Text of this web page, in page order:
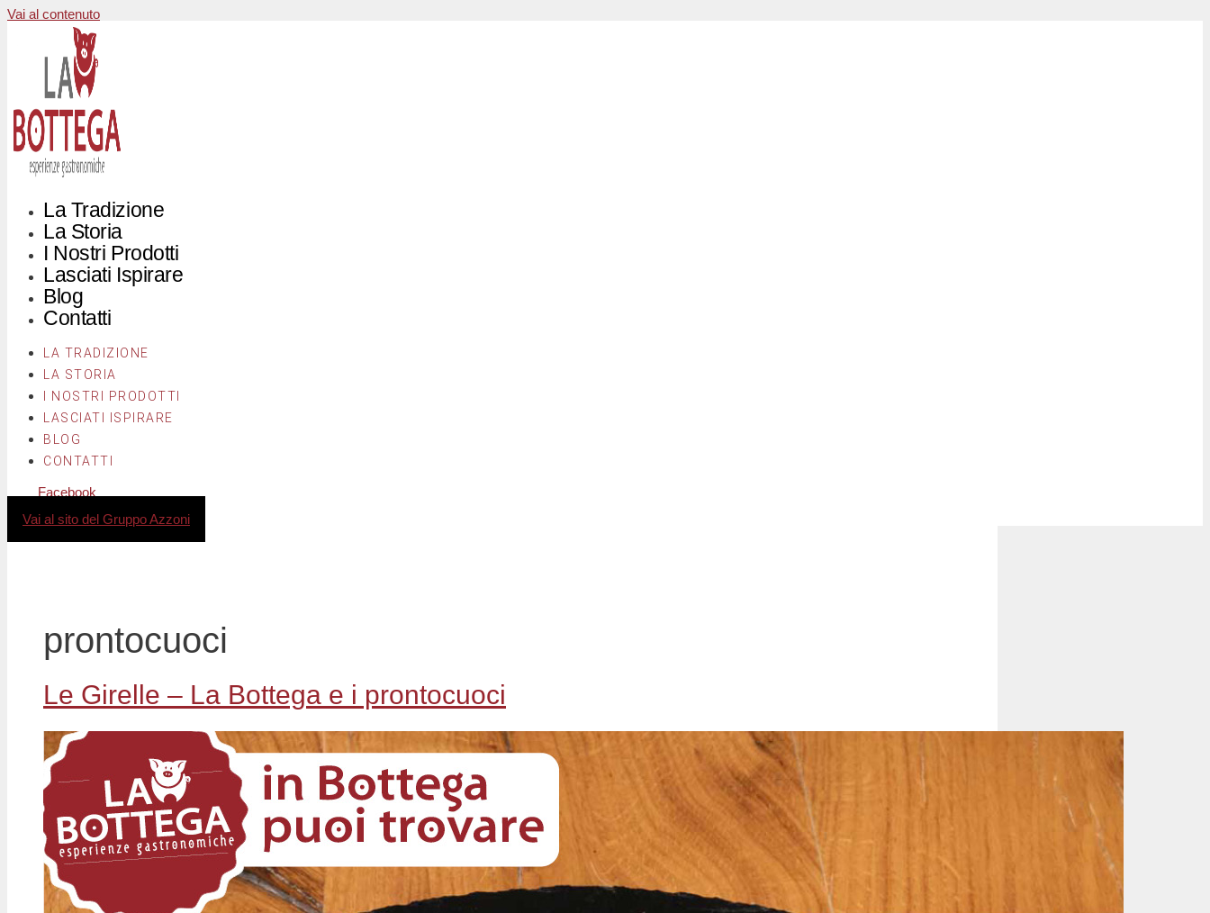
Vai al contenuto
La Tradizione
La Storia
I Nostri Prodotti
Lasciati Ispirare
Blog
Contatti
LA TRADIZIONE
LA STORIA
I NOSTRI PRODOTTI
LASCIATI ISPIRARE
BLOG
CONTATTI
Facebook
Vai al sito del Gruppo Azzoni
prontocuoci
Le Girelle – La Bottega e i prontocuoci